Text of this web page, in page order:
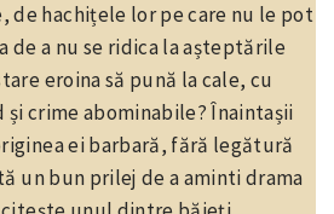
de hachițele lor pe care nu le pot
de a nu se ridica la așteptările
eroina să pună la cale, cu
crime abominabile? Înaintașii
ei barbară, fără legătură
un bun prilej de a aminti drama